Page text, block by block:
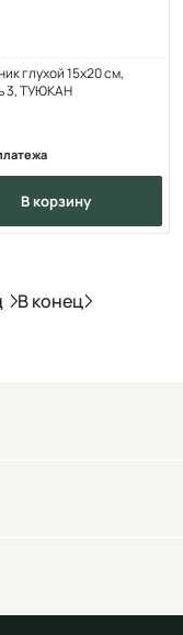
глухой 15x20 см,
3, ТУЮКАН
в корзину
В конец